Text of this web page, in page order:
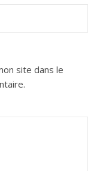
site dans le